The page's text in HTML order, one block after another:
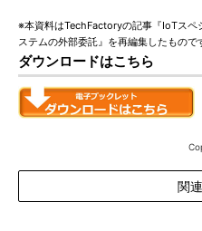
※本資料はTechFactoryの記事『IoTス
ステムの外部委託』を再編集したもので
ダウンロードはこちら
関